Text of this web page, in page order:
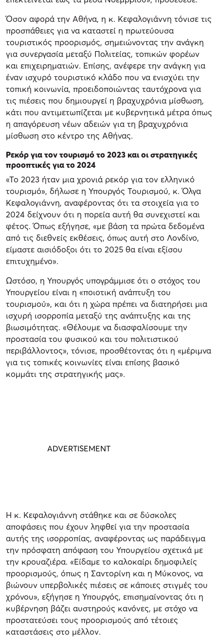
Όσον αφορά την Αθήνα, η κ. Κεφαλογιάννη τόνισε τις
προσπάθειες για να καταστεί η πρωτεύουσα
τουριστικός προορισμός, σημειώνοντας την ανάγκη
για συνεργασία μεταξύ Πολιτείας, τοπικών φορέων
και επιχειρηματιών. Επίσης, ανέφερε την ανάγκη για
έναν ισχυρό τουριστικό κλάδο που να ενισχύει την
τοπική κοινωνία, προειδοποιώντας ταυτόχρονα για
τις πιέσεις που δημιουργεί η βραχυχρόνια μίσθωση,
κάτι που αντιμετωπίζεται με κυβερνητικά μέτρα όπως
η απαγόρευση νέων αδειών για τη βραχυχρόνια
μίσθωση στο κέντρο της Αθήνας.
Ρεκόρ για τον τουρισμό το 2023 και οι στρατηγικές
προοπτικές για το 2024
«Το 2023 ήταν μια χρονιά ρεκόρ για τον ελληνικό
τουρισμό», δήλωσε η Υπουργός Τουρισμού, κ. Όλγα
Κεφαλογιάννη, αναφέροντας ότι τα στοιχεία για το
2024 δείχνουν ότι η πορεία αυτή θα συνεχιστεί και
φέτος. Όπως εξήγησε, «με βάση τα πρώτα δεδομένα
από τις διεθνείς εκθέσεις, όπως αυτή στο Λονδίνο,
είμαστε αισιόδοξοι ότι το 2025 θα είναι εξίσου
επιτυχημένο».
Ωστόσο, η Υπουργός υπογράμμισε ότι ο στόχος του
Υπουργείου είναι η «ποιοτική ανάπτυξη του
τουρισμού», και ότι η χώρα πρέπει να διατηρήσει μια
ισχυρή ισορροπία μεταξύ της ανάπτυξης και της
βιωσιμότητας. «Θέλουμε να διασφαλίσουμε την
προστασία του φυσικού και του πολιτιστικού
περιβάλλοντος», τόνισε, προσθέτοντας ότι η «μέριμνα
για τις τοπικές κοινωνίες είναι επίσης βασικό
κομμάτι της στρατηγικής μας».
Η κ. Κεφαλογιάννη στάθηκε και σε δύσκολες
αποφάσεις που έχουν ληφθεί για την προστασία
αυτής της ισορροπίας, αναφέροντας ως παράδειγμα
την πρόσφατη απόφαση του Υπουργείου σχετικά με
την κρουαζιέρα. «Είδαμε το καλοκαίρι δημοφιλείς
προορισμούς, όπως η Σαντορίνη και η Μύκονος, να
βιώνουν υπερβολικές πιέσεις σε κάποιες στιγμές του
χρόνου», εξήγησε η Υπουργός, επισημαίνοντας ότι η
κυβέρνηση βάζει αυστηρούς κανόνες, με στόχο να
προστατεύσει τους προορισμούς από τέτοιες
καταστάσεις στο μέλλον.